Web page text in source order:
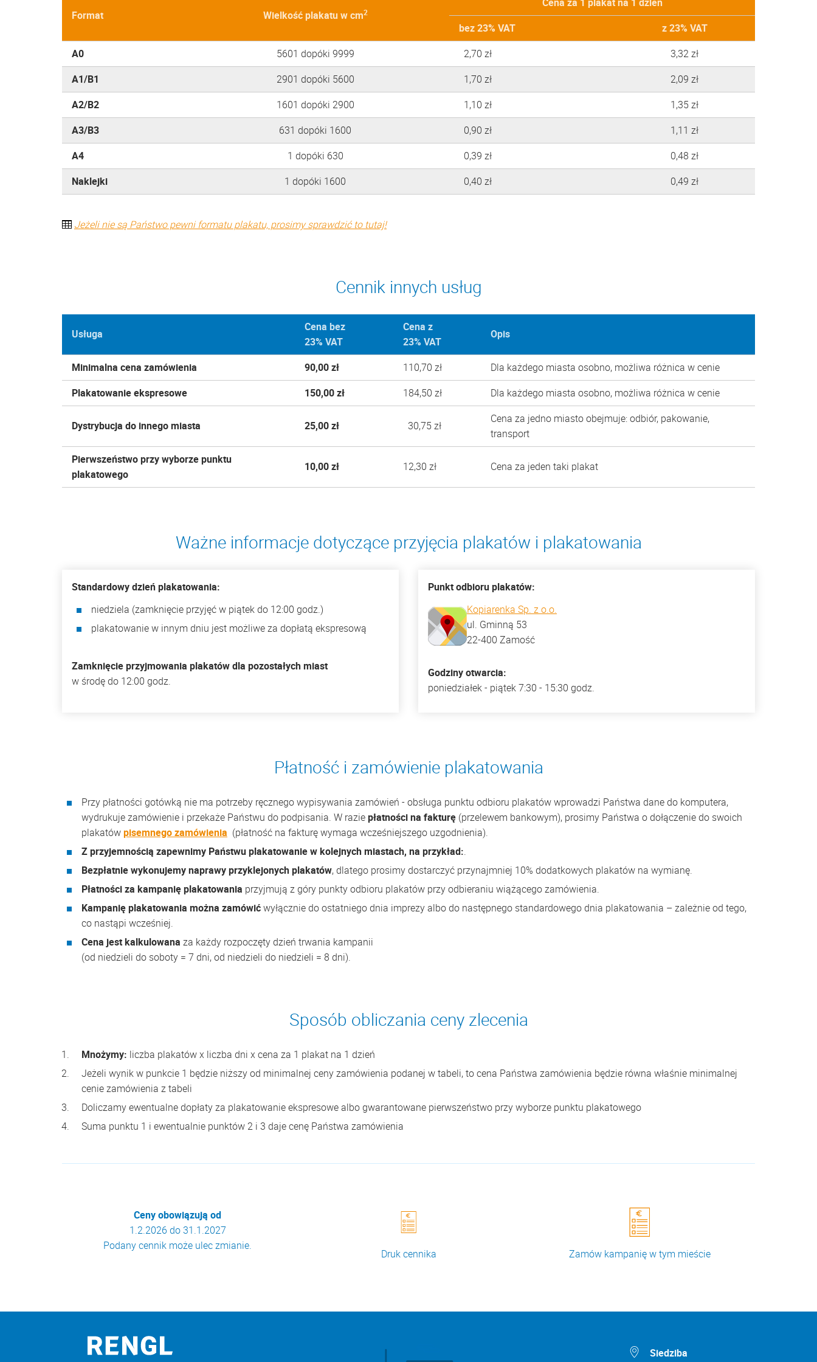
Format Wielkość plakatu w cm2
bez 23% VAT
z 23% VAT
A0
5601 dopóki 9999 2,70 zł
3,32 zł
A1/B1
2901 dopóki 5600 1,70 zł
2,09 zł
A2/B2
1601 dopóki 2900 1,10 zł
1,35 zł
A3/B3
631 dopóki 1600 0,90 zł
1,11 zł
A4
1 dopóki 630 0,39 zł
0,48 zł
Naklejki
1 dopóki 1600 0,40 zł 0,49 zł
Jeżeli nie są Państwo pewni formatu plakatu, prosimy sprawdzić to tutaj!
Cennik innych usług
Usługa
Cena bez
23% VAT
Cena z
23% VAT
Opis
Minimalna cena zamówienia 90,00 zł 110,70 zł
Dla każdego miasta osobno, możliwa różnica w cenie
Plakatowanie ekspresowe
150,00 zł 184,50 zł Dla każdego miasta osobno, możliwa różnica w cenie
Dystrybucja do innego miasta 25,00 zł 30,75 zł
Cena za jedno miasto obejmuje: odbiór, pakowanie,
transport
Pierwszeństwo przy wyborze punktu
plakatowego
10,00 zł 12,30 zł Cena za jeden taki plakat
Ważne informacje dotyczące przyjęcia plakatów i plakatowania
Standardowy dzień plakatowania:
niedziela (zamknięcie przyjęć w piątek do 12:00 godz.)
plakatowanie w innym dniu jest możliwe za dopłatą ekspresową
Zamknięcie przyjmowania plakatów dla pozostałych miast
w środę do 12:00 godz.
Punkt odbioru plakatów:
Kopiarenka Sp. z o.o.
ul. Gminną 53
22-400 Zamość
Godziny otwarcia:
poniedziałek - piątek 7:30 - 15:30 godz.
Płatność i zamówienie plakatowania
Przy płatności gotówką nie ma potrzeby ręcznego wypisywania zamówień - obsługa punktu odbioru plakatów wprowadzi Państwa dane do komputera,
wydrukuje zamówienie i przekaże Państwu do podpisania. W raziepłatności na fakturę (przelewem bankowym), prosimy Państwa o dołączenie do swoich
plakatówpisemnego zamówienia (płatność na fakturę wymaga wcześniejszego uzgodnienia).
Z przyjemnością zapewnimy Państwu plakatowanie w kolejnych miastach, na przykład:.
Bezpłatnie wykonujemy naprawy przyklejonych plakatów, dlatego prosimy dostarczyć przynajmniej 10% dodatkowych plakatów na wymianę.
Płatności za kampanię plakatowania przyjmują z góry punkty odbioru plakatów przy odbieraniu wiążącego zamówienia.
Kampanię plakatowania można zamówićwyłącznie do ostatniego dnia imprezy albo do następnego standardowego dnia plakatowania – zależnie od tego,
co nastąpi wcześniej.
Cena jest kalkulowana za każdy rozpoczęty dzień trwania kampanii
(od niedzieli do soboty = 7 dni, od niedzieli do niedzieli = 8 dni).
Sposób obliczania ceny zlecenia
Mnożymy: liczba plakatów x liczba dni x cena za 1 plakat na 1 dzień
Jeżeli wynik w punkcie 1 będzie niższy od minimalnej ceny zamówienia podanej w tabeli, to cena Państwa zamówienia będzie równa właśnie minimalnej
cenie zamówienia z tabeli
Doliczamy ewentualne dopłaty za plakatowanie ekspresowe albo gwarantowane pierwszeństwo przy wyborze punktu plakatowego
Suma punktu 1 i ewentualnie punktów 2 i 3 daje cenę Państwa zamówienia
Ceny obowiązują od
1.2.2026 do 31.1.2027
Podany cennik może ulec zmianie.
Druk cennika Zamów kampanię w tym mieście
Siedziba